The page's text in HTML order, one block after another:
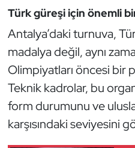
Türk güreşi için önemli
Antalya’daki turnuva,
madalya değil, aynı
Olimpiyatları öncesi bir
Teknik kadrolar, bu
form durumunu ve
karşısındaki seviyesini
Kürek
Masa Tenisi
Modern Pentatlon
Motor Sporları